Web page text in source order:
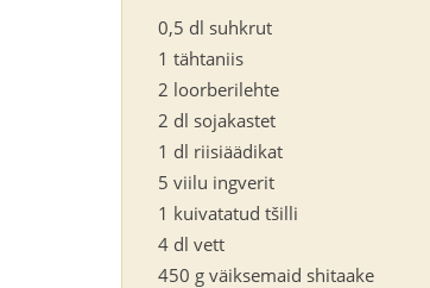
0,5 dl suhkrut
1 tähtaniis
2 loorberilehte
2 dl sojakastet
1 dl riisiäädikat
5 viilu ingverit
1 kuivatatud tšilli
4 dl vett
450 g väiksemaid shitaake